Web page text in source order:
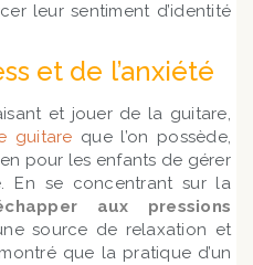
leur sentiment d’identité
et de l’anxiété
et jouer de la guitare,
guitare que l’on possède,
pour les enfants de gérer
En se concentrant sur la
aux pressions
source de relaxation et
que la pratique d’un